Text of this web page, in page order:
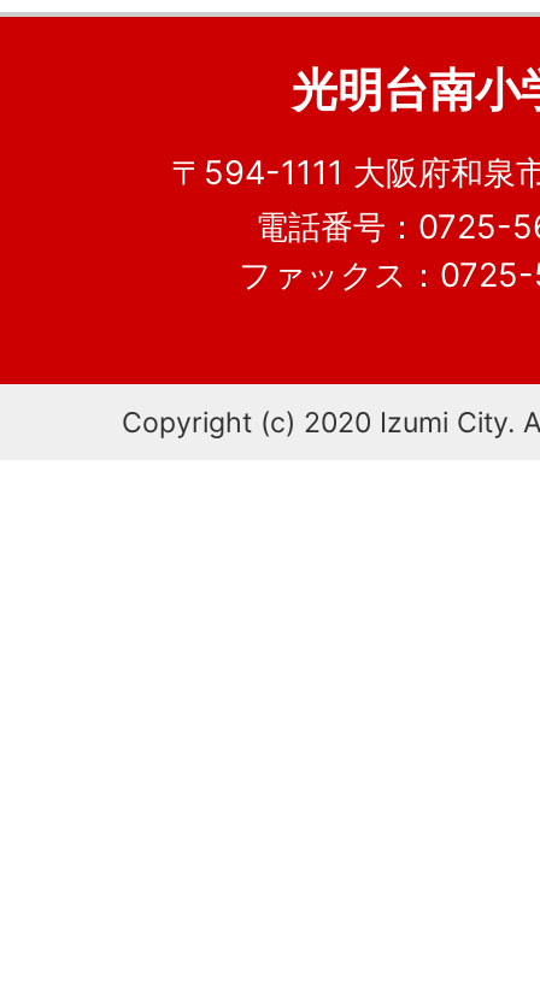
光明台南小
〒594-1111 大阪府和泉
電話番号：0725-
ファックス：
Copyright (c) 2020 Izumi City.